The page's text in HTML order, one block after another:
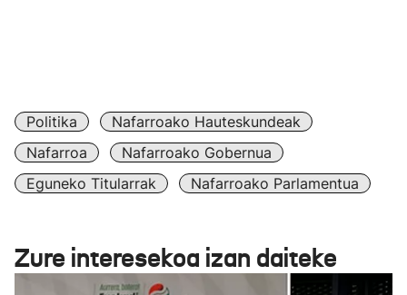
Politika
Nafarroako Hauteskundeak
Nafarroa
Nafarroako Gobernua
Eguneko Titularrak
Nafarroako Parlamentua
Zure interesekoa izan daiteke